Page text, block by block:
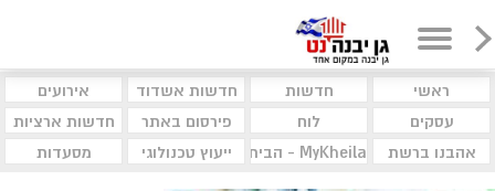
ראשי חדשות חדשות אשדוד
אירועים
עסקים
לוח פירסום באתר
חדשות ארציות
אהבנו ברשת
MyKheila - הבית לעסקים וקהילות ייעוץ טכנולוגי מסעדות